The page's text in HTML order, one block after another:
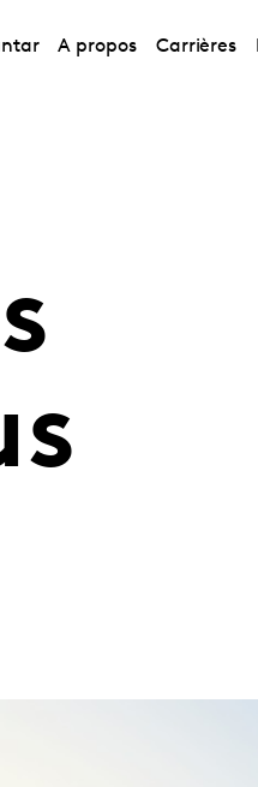
A propos Carrières